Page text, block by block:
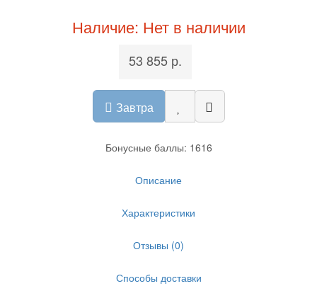
Наличие: Нет в наличии
53 855 р.
Завтра
Бонусные баллы: 1616
Описание
Характеристики
Отзывы (0)
Способы доставки